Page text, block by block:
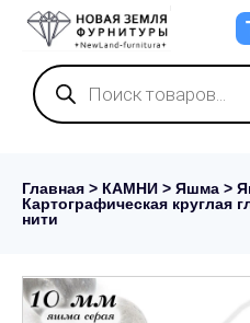
Поиск
товаров
Главная > КАМНИ > Яшма >
Картографическая круглая
нити